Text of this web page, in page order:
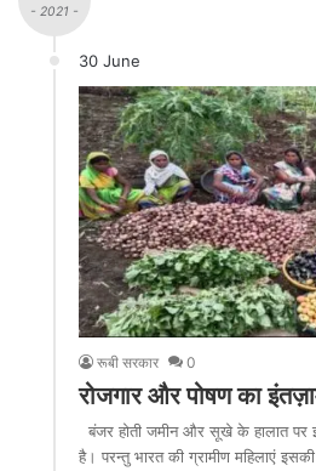
- 2021 -
30 June
रूबी सरकार 0
रोजगार और पोषण का
बंजर होती जमीन और सूखे के हालात पर
है। परन्तु भारत की ग्रामीण महिलाएं